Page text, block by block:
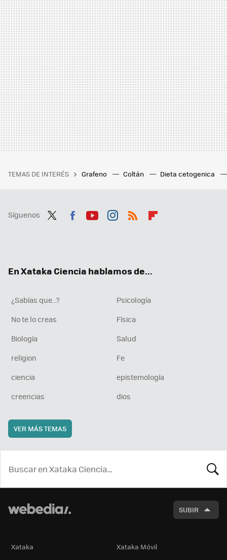
TEMAS DE INTERÉS Grafeno Coltán Dieta cetogenica
Síguenos
En Xataka Ciencia hablamos de...
¿Sabías que...?
Psicología
No te lo creas
Física
Biología
Salud
religion
Fe
ciencia
epistemología
creencias
dios
VER MÁS TEMAS
SUBIR
Xataka
Xataka Móvil